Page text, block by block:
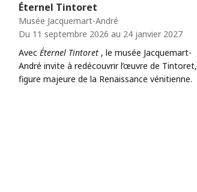
Éternel Tintoret
Musée Jacquemart-André
Du 11 septembre 2026 au 24 janvier 2027
AvecÉternel Tintoret , le musée Jacquemart-
André invite à redécouvrir l’œuvre de Tintoret,
figure majeure de la Renaissance vénitienne.